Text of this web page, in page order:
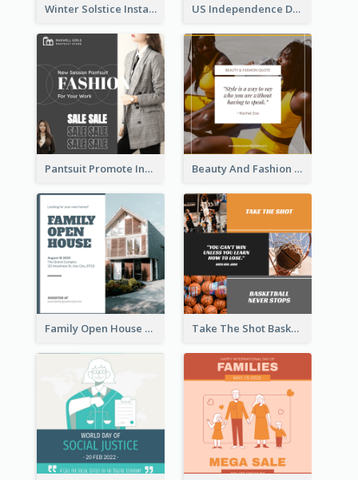
Winter Solstice Instagram Post US Independence Day Instagram Post
Pantsuit Promote Instagram Post Beauty And Fashion Inspirational Quote Instagram Post
Family Open House Registration Instagram Post Take The Shot Basketball Instagram Post